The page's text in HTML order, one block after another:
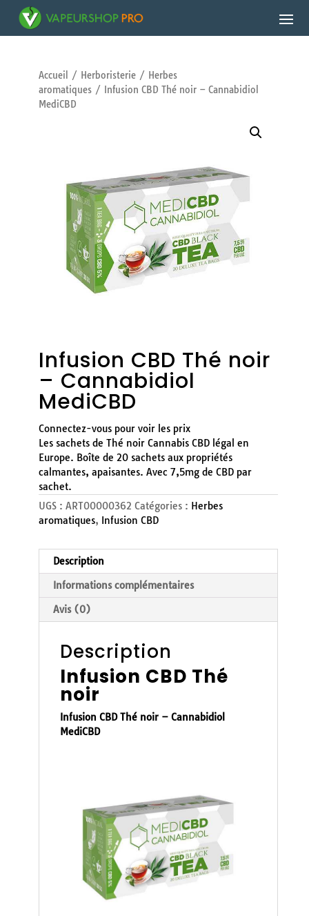
Accueil / Herboristerie/ Herbes
aromatiques/ Infusion CBD Thé noir – Cannabidiol
MediCBD
Infusion CBD Thé noir
– Cannabidiol
MediCBD
Connectez-vous pour voir les prix
Les sachets de Thé noir Cannabis CBD légal en
Europe. Boîte de 20 sachets aux propriétés
calmantes, apaisantes. Avec 7,5mg de CBD par
sachet.
UGS : ART00000362 Catégories : Herbes
aromatiques, Infusion CBD
Description
Informations complémentaires
Avis (0)
Description
Infusion CBD Thé
noir
Infusion CBD Thé noir – Cannabidiol
MediCBD